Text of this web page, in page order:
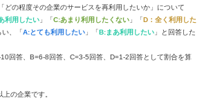
どの程度その企業のサービスを再利用したいか」について
利用したい 」「C:あまり利用したくない 」「D：全く利用した
い、「A:とても利用したい 」「B:まあ利用したい 」と回答した
回答、B=6-8回答、C=3-5回答、D=1-2回答として割合を算
の企業です。